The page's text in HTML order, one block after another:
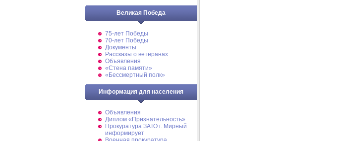
Великая Победа
75-лет Победы
70-лет Победы
Документы
Рассказы о ветеранах
Объявления
«Стена памяти»
«Бессмертный полк»
Информация для населения
Объявления
Диплом «Признательность»
Прокуратура ЗАТО г. Мирный
информирует